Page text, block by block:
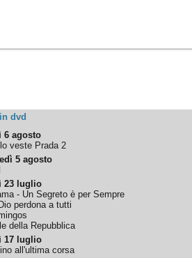
dvd
6 agosto
veste Prada 2
5 agosto
23 luglio
- Un Segreto è per Sempre
perdona a tutti
della Repubblica
17 luglio
all'ultima corsa